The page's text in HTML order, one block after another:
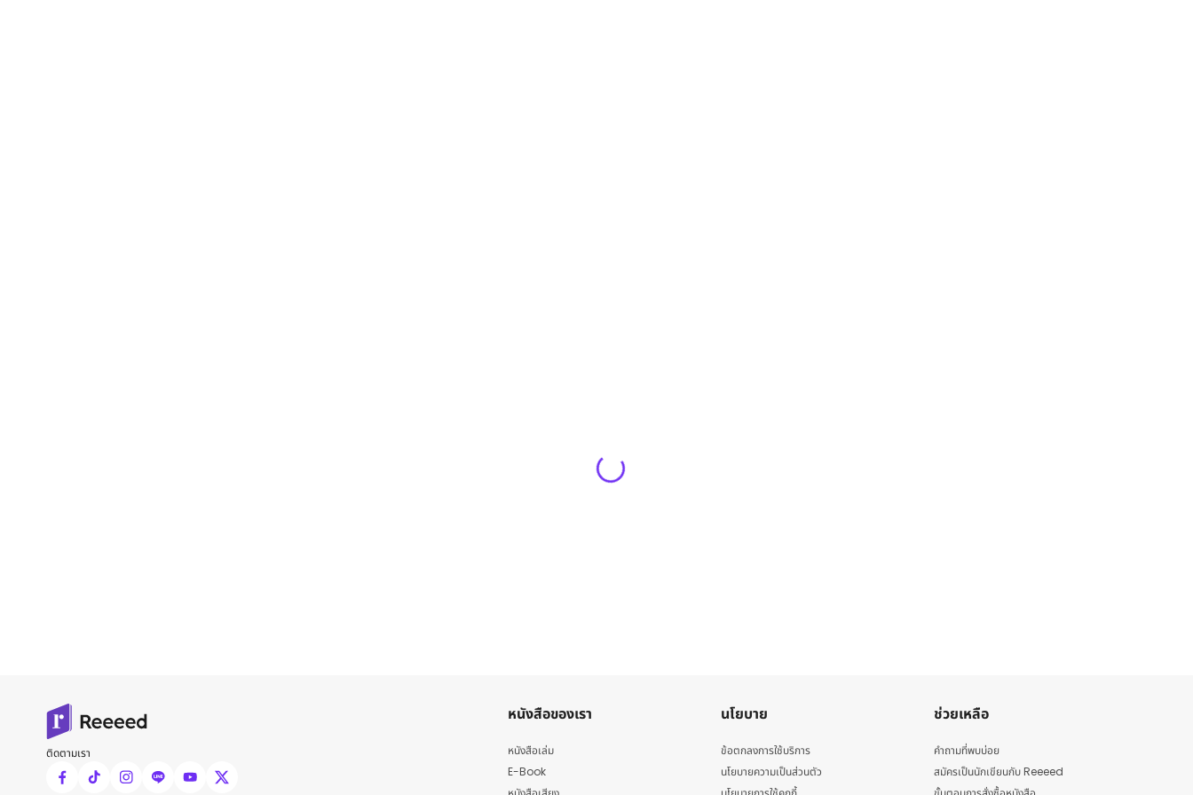
ติดตามเรา
หนังสือของเรา
หนังสือเล่ม
E-Book
นโยบาย
ข้อตกลงการใช้บริการ
นโยบายความเป็นส่วนตัว
ช่วยเหลือ
คำถามที่พบบ่อย
สมัครเป็นนักเขียนกับ Reeeed